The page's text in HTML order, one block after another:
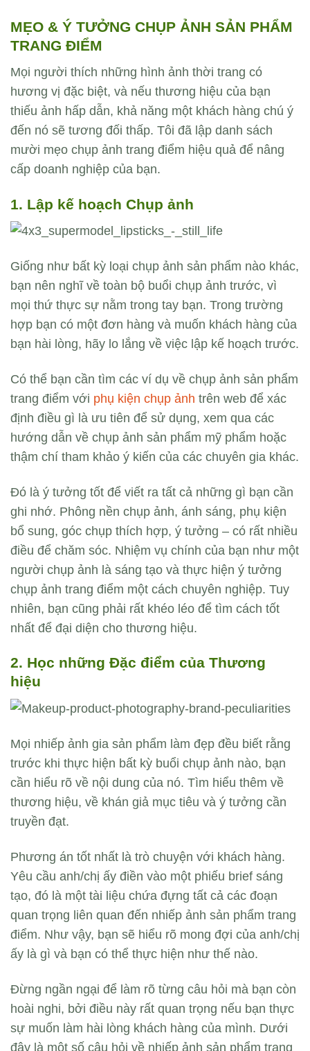
MẸO & Ý TƯỞNG CHỤP ẢNH SẢN PHẨM
TRANG ĐIỂM
Mọi người thích những hình ảnh thời trang có
hương vị đặc biệt, và nếu thương hiệu của bạn
thiếu ảnh hấp dẫn, khả năng một khách hàng chú ý
đến nó sẽ tương đối thấp. Tôi đã lập danh sách
mười mẹo chụp ảnh trang điểm hiệu quả để nâng
cấp doanh nghiệp của bạn.
1. Lập kế hoạch Chụp ảnh
Giống như bất kỳ loại chụp ảnh sản phẩm nào khác,
bạn nên nghĩ về toàn bộ buổi chụp ảnh trước, vì
mọi thứ thực sự nằm trong tay bạn. Trong trường
hợp bạn có một đơn hàng và muốn khách hàng của
bạn hài lòng, hãy lo lắng về việc lập kế hoạch trước.
Có thể bạn cần tìm các ví dụ về chụp ảnh sản phẩm
trang điểm với phụ kiện chụp ảnh trên web để xác
định điều gì là ưu tiên để sử dụng, xem qua các
hướng dẫn về chụp ảnh sản phẩm mỹ phẩm hoặc
thậm chí tham khảo ý kiến của các chuyên gia khác.
Đó là ý tưởng tốt để viết ra tất cả những gì bạn cần
ghi nhớ. Phông nền chụp ảnh, ánh sáng, phụ kiện
bổ sung, góc chụp thích hợp, ý tưởng – có rất nhiều
điều để chăm sóc. Nhiệm vụ chính của bạn như một
người chụp ảnh là sáng tạo và thực hiện ý tưởng
chụp ảnh trang điểm một cách chuyên nghiệp. Tuy
nhiên, bạn cũng phải rất khéo léo để tìm cách tốt
nhất để đại diện cho thương hiệu.
2. Học những Đặc điểm của Thương
hiệu
Mọi nhiếp ảnh gia sản phẩm làm đẹp đều biết rằng
trước khi thực hiện bất kỳ buổi chụp ảnh nào, bạn
cần hiểu rõ về nội dung của nó. Tìm hiểu thêm về
thương hiệu, về khán giả mục tiêu và ý tưởng cần
truyền đạt.
Phương án tốt nhất là trò chuyện với khách hàng.
Yêu cầu anh/chị ấy điền vào một phiếu brief sáng
tạo, đó là một tài liệu chứa đựng tất cả các đoạn
quan trọng liên quan đến nhiếp ảnh sản phẩm trang
điểm. Như vậy, bạn sẽ hiểu rõ mong đợi của anh/chị
ấy là gì và bạn có thể thực hiện như thế nào.
Đừng ngần ngại để làm rõ từng câu hỏi mà bạn còn
hoài nghi, bởi điều này rất quan trọng nếu bạn thực
sự muốn làm hài lòng khách hàng của mình. Dưới
đây là một số câu hỏi về nhiếp ảnh sản phẩm trang